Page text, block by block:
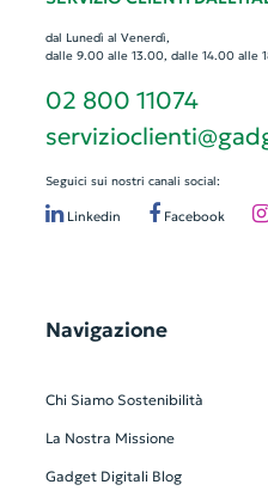
dal Lunedì al Venerdì,
dalle 9.00 alle 13.00, dalle 14.00 alle
02 800 11074
Seguici sui nostri canali social:
Linkedin Facebook
Navigazione
Chi Siamo Sostenibilità
La Nostra Missione
Gadget Digitali Blog